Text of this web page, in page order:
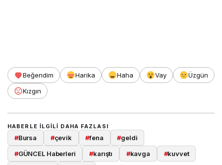
Beğendim Harika Haha Vay
Üzgün
Kızgın
HABERLE ILGILI DAHA FAZLASI
#Bursa #çevik #fena #geldi
#GÜNCEL Haberleri #karıştı #kavga #kuvvet